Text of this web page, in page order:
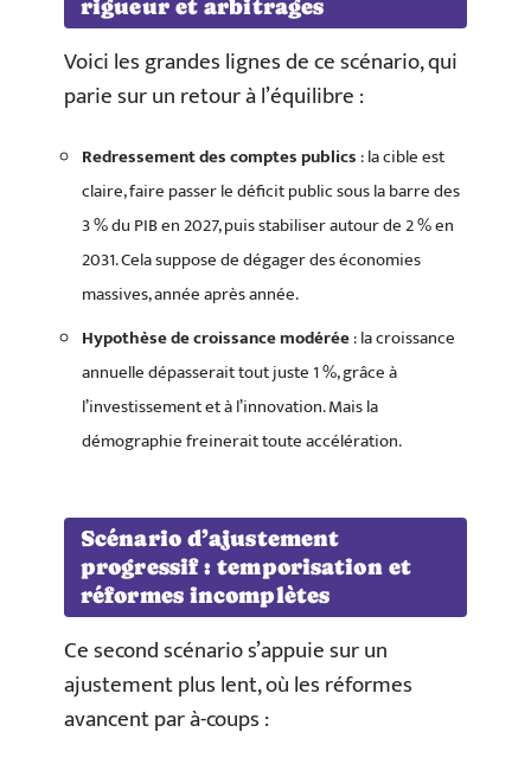
rigueur et arbitrages
Voici les grandes lignes de ce scénario, qui
parie sur un retour à l’équilibre :
Redressement des comptes publics: la cible est
claire, faire passer le déficit public sous la barre des
3 % du PIB en 2027, puis stabiliser autour de 2 % en
2031. Cela suppose de dégager des économies
massives, année après année.
Hypothèse de croissance modérée: la croissance
annuelle dépasserait tout juste 1 %, grâce à
l’investissement et à l’innovation. Mais la
démographie freinerait toute accélération.
Scénario d’ajustement
progressif : temporisation et
réformes incomplètes
Ce second scénario s’appuie sur un
ajustement plus lent, où les réformes
avancent par à-coups :